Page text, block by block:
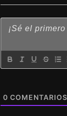
0 COMENTARIOS